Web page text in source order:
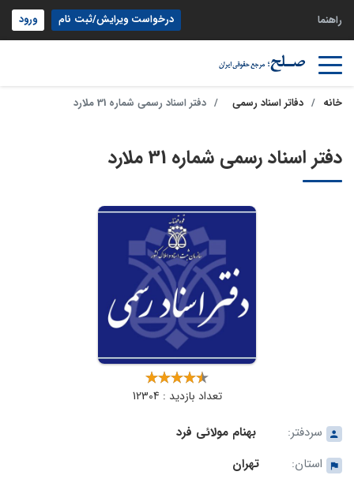
راهنما درخواست ویرایش/ثبت نام ورود
خانه دفاتر اسناد رسمی دفتر اسناد رسمی شماره 31 ملارد
دفتر اسناد رسمی شماره 31 ملارد
تعداد بازدید : 12304
سردفتر:
بهنام مولائی فرد
استان:
تهران